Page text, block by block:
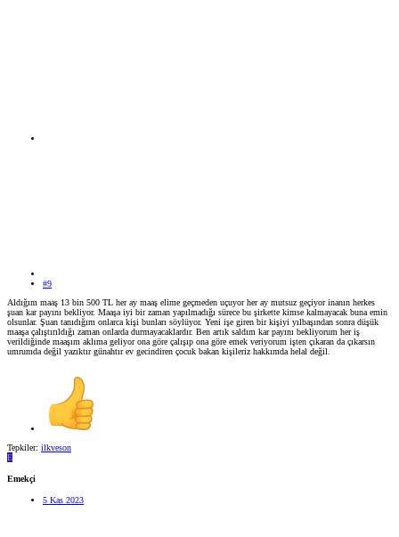
#9
Aldığım maaş 13 bin 500 TL her ay maaş elime geçmeden uçuyor her ay mutsuz geçiyor inanın herkes
şuan kar payını bekliyor. Maaşa iyi bir zaman yapılmadığı sürece bu şirkette kimse kalmayacak buna emin
olsunlar. Şuan tanıdığım onlarca kişi bunları söylüyor. Yeni işe giren bir kişiyi yılbaşından sonra düşük
maaşa çalıştırıldığı zaman onlarda durmayacaklardır. Ben artık saldım kar payını bekliyorum her iş
verildiğinde maaşım aklıma geliyor ona göre çalışıp ona göre emek veriyorum işten çıkaran da çıkarsın
umrumda değil yazıktır günahtır ev gecindiren çocuk bakan kişileriz hakkımda helal değil.
Tepkiler: ilkveson
E
Emekçi
5 Kas 2023